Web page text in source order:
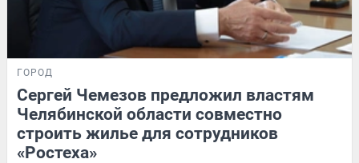
ГОРОД
Сергей Чемезов предложил властям
Челябинской области совместно
строить жилье для сотрудников
«Ростеха»